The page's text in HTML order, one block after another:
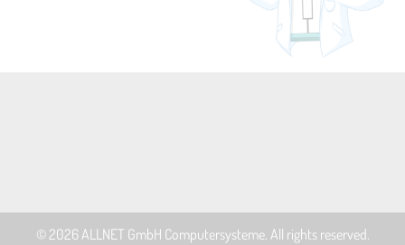
© 2026ALLNET GmbH Computersysteme. All rights reserved.